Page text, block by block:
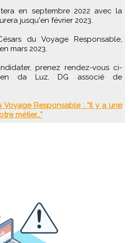
en septembre 2022 avec la
jusqu'en février 2023.
du Voyage Responsable,
mars 2023.
prenez rendez-vous ci-
da Luz, DG associé de
Voyage Responsable : “Il y a une
métier…”